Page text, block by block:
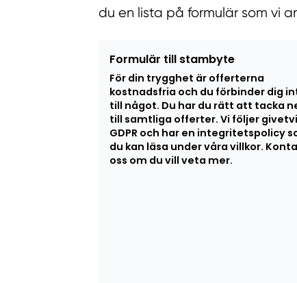
du en lista på formulär som vi
Formulär till stambyte
För din trygghet är offerterna
kostnadsfria och du förbinder dig
till något. Du har du rätt att tacka
till samtliga offerter. Vi följer
GDPR och har en integritetspolicy
du kan läsa under våra villkor.
oss om du vill veta mer.